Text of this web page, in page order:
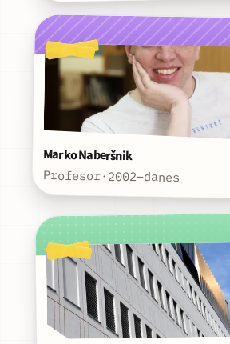
Marko Naberšnik
Profesor·2002–danes